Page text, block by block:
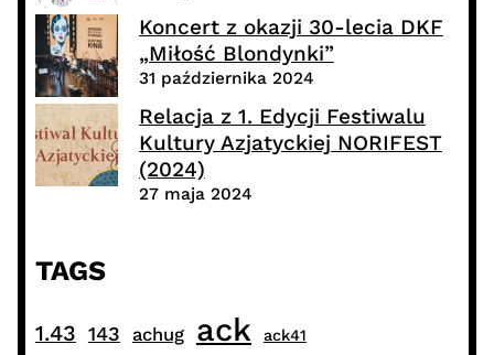
Koncert z okazji 30-lecia DKF
„Miłość Blondynki”
31 października 2024
Relacja z 1. Edycji Festiwalu
Kultury Azjatyckiej NORIFEST
(2024)
27 maja 2024
TAGS
1.43 143 achug ack ack41